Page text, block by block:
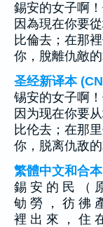
錫安的女子啊
因為現在你要
比倫去；在那
你，脫離仇敵的
圣经新译本
锡安的女子啊
因为现在你要
比伦去；在那
你，脱离仇敌的
繁體中文和合
錫 安 的 民 （
劬 勞 ， 彷 彿
裡 出 來 ， 住